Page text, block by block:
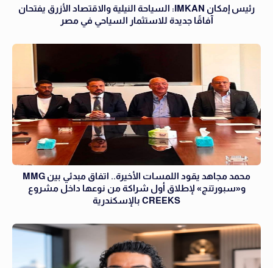
رئيس إمكان IMKAN: السياحة النيلية والاقتصاد الأزرق يفتحان
آفاقًا جديدة للاستثمار السياحي في مصر
محمد مجاهد يقود اللمسات الأخيرة.. اتفاق مبدئي بين MMG
و«سبورتنج» لإطلاق أول شراكة من نوعها داخل مشروع
CREEKS بالإسكندرية